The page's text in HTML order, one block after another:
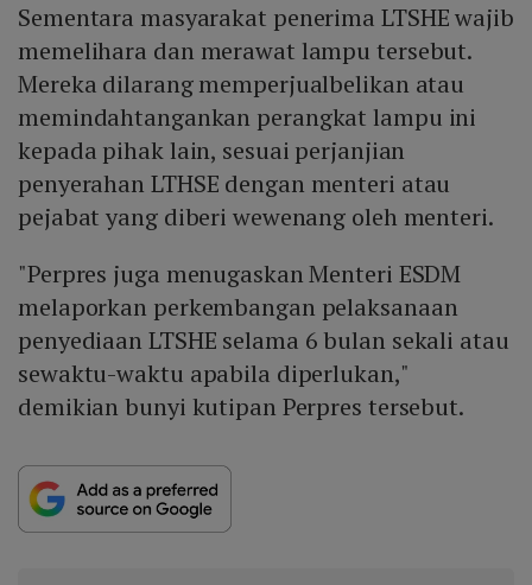
Sementara masyarakat penerima LTSHE wajib
memelihara dan merawat lampu tersebut.
Mereka dilarang memperjualbelikan atau
memindahtangankan perangkat lampu ini
kepada pihak lain, sesuai perjanjian
penyerahan LTHSE dengan menteri atau
pejabat yang diberi wewenang oleh menteri.
"Perpres juga menugaskan Menteri ESDM
melaporkan perkembangan pelaksanaan
penyediaan LTSHE selama 6 bulan sekali atau
sewaktu-waktu apabila diperlukan,"
demikian bunyi kutipan Perpres tersebut.